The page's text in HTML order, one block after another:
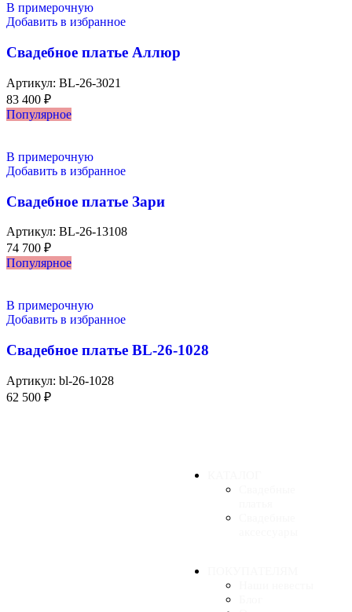
В примерочную
Добавить в избранное
Свадебное платье Аллюр
Артикул: BL-26-3021
83 400 ₽
Популярное
В примерочную
Добавить в избранное
Свадебное платье Зари
Артикул: BL-26-13108
74 700 ₽
Популярное
В примерочную
Добавить в избранное
Свадебное платье BL-26-1028
Артикул: bl-26-1028
62 500 ₽